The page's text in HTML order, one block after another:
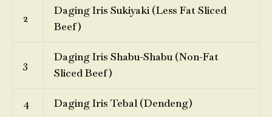
2
Daging Iris Sukiyaki (Less Fat Sliced
Beef)
3
Daging Iris Shabu-Shabu (Non-Fat
Sliced Beef)
4 Daging Iris Tebal (Dendeng)